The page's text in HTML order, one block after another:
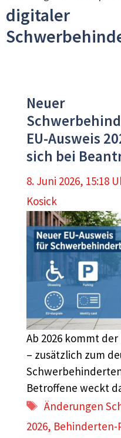
digitaler
Neuer
EU-Ausweis
sich bei
8. Juni 2026, 15:18
Kosick
Ab 2026 kommt
– zusätzlich zum
Betroffene weckt
Schlagwörter
Änderungen
2026, Behinderten-